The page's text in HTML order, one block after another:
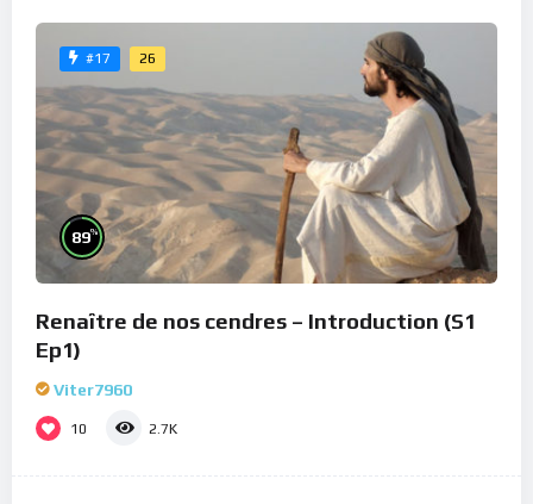
#17 26
89%
Renaître de nos cendres – Introduction (S1
Ep1)
Viter7960
10 2.7K